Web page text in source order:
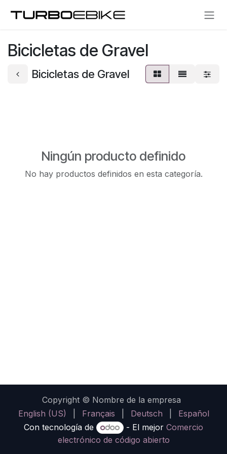
Bicicletas de Gravel
Bicicletas de Gravel
Ningún producto definido
No hay productos definidos en esta categoría.
Copyright © Nombre de la empresa
English (US)
Français Deutsch
Español
Con tecnología de
- El mejorComercio
electrónico de código abierto